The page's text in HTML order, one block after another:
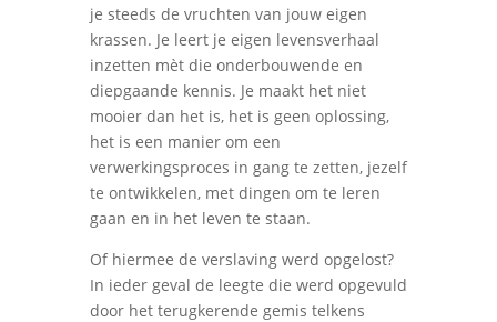
je steeds de vruchten van jouw eigen
krassen. Je leert je eigen levensverhaal
inzetten mèt die onderbouwende en
diepgaande kennis. Je maakt het niet
mooier dan het is, het is geen oplossing,
het is een manier om een
verwerkingsproces in gang te zetten, jezelf
te ontwikkelen, met dingen om te leren
gaan en in het leven te staan.
Of hiermee de verslaving werd opgelost?
In ieder geval de leegte die werd opgevuld
door het terugkerende gemis telkens